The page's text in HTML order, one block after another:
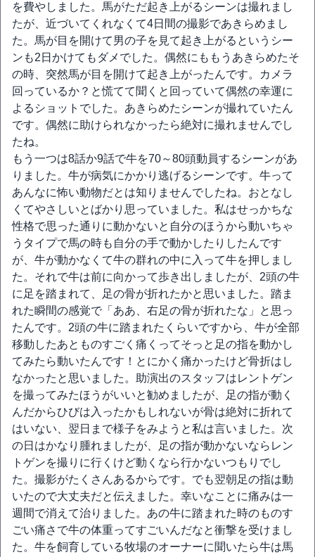
を費やしました。馬がただ起き上がるシーンは撮れまし
たが、近づいてくれなくて4日間の撮影であきらめまし
た。馬が目を開けて男の子を見て起き上がるというシー
ンも2日かけてもダメでした。偶然にももうあきらめたそ
の時、突然馬が目を開けて起き上がったんです。カメラ
回っているか？と慌てて聞くと回っていて偶然の幸運に
よるショットでした。あきらめたシーンが撮れていたん
です。偶然に助けられなかったら絶対に撮れませんでし
たね。
もう一つは8話か9話で牛を70～80頭動員するシーンがあ
りました。牛が病気にかかり逃げるシーンです。牛って
あんなに怖い動物だとは知りませんでしたね。おとなし
くてやさしいとばかり思っていました。私はせっかちな
性格で思った通りに動かないと自分のほうから動いちゃ
うタイプで馬の時も自分の手で動かしたりしたんです
が、牛が動かなくて牛の群れの中に入って牛を押しまし
た。それで牛は前に向かって歩き出しましたが、2頭の牛
に足を踏まれて、足の骨が折れたかと思いました。踏ま
れた瞬間の感覚で「ああ、右足の骨が折れたな」と思っ
たんです。2頭の牛に踏まれたくらいですから、牛が全部
移動したあとものすごく痛くってそっと足の指を動かし
てみたら動いたんです！とにかく痛かったけど骨折はし
なかったと思いました。助演出のスタッフはレントゲン
を撮ってみたほうがいいと勧めましたが、足の指が動く
んだからひびは入ったかもしれないが骨は絶対に折れて
はいない、翌日まで様子をみようと私は言いました。次
の日はかなり腫れましたが、足の指が動かないならレン
トゲンを撮りに行くけど動くなら行かないつもりでし
た。撮影がたくさんあるからです。でも翌朝足の指は動
いたので大丈夫だと伝えました。幸いなことに痛みは一
週間で消えて治りました。あの牛に踏まれた時のものす
ごい痛さで牛の体重ってすごいんだなと衝撃を受けまし
た。牛を飼育している牧場のオーナーに聞いたら牛は馬